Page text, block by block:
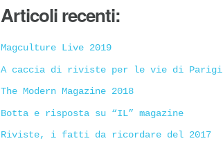
Articoli recenti:
Magculture Live 2019
A caccia di riviste per le vie di Parigi
The Modern Magazine 2018
Botta e risposta su “IL” magazine
Riviste, i fatti da ricordare del 2017